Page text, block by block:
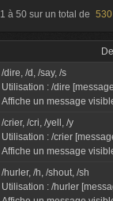
1 à 50 sur un total de 530
/dire, /d, /say, /s
Utilisation : /dire
Affiche un message
"Dire" devient le mode
/crier, /cri, /yell, /y
Utilisation : /crier
Affiche un message
"Crier" devient le mode
/hurler, /h, /shout, /sh
Utilisation : /hurler